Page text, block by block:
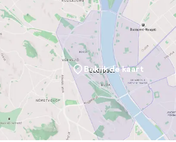
Bekijk de kaart